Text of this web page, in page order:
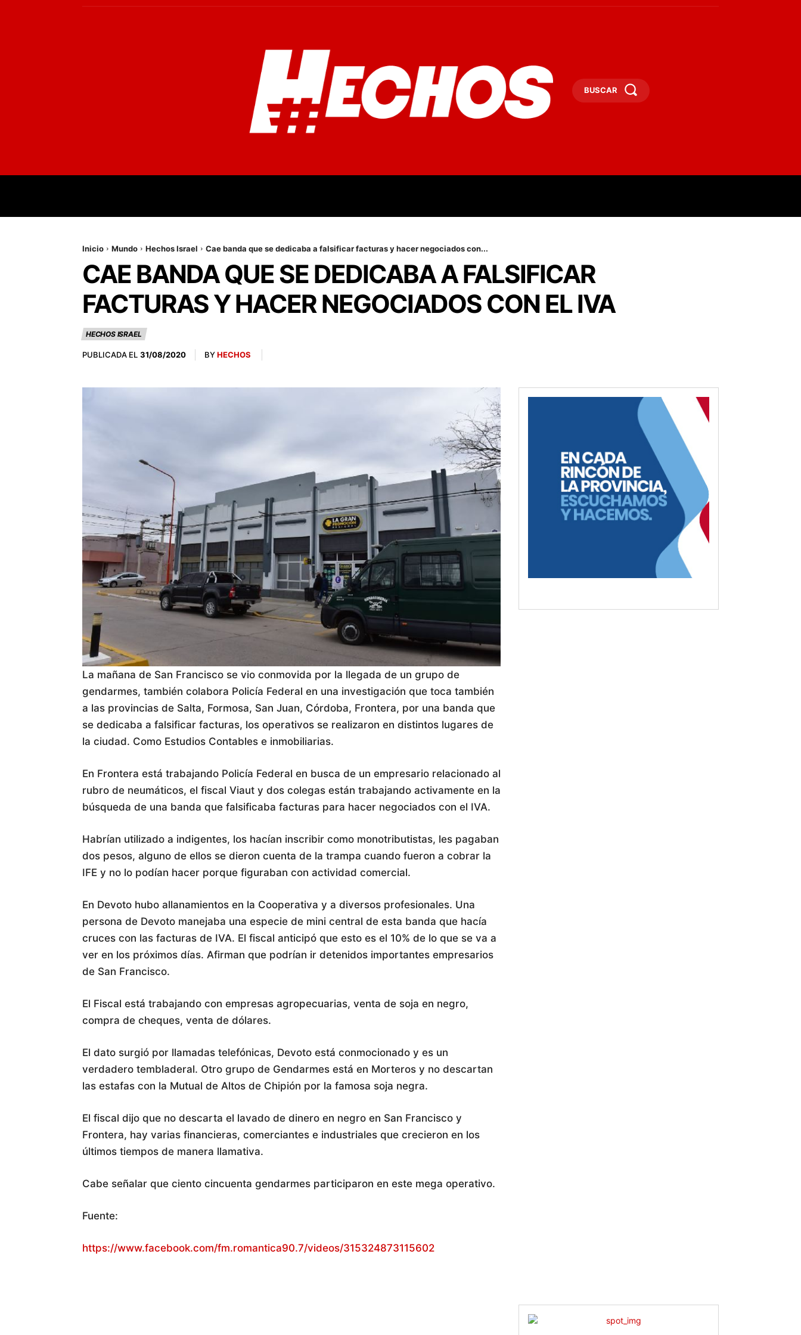
BUSCAR
Inicio Mundo Hechos Israel Cae banda que se dedicaba a falsificar facturas y hacer negociados con...
CAE BANDA QUE SE DEDICABA A FALSIFICAR
FACTURAS Y HACER NEGOCIADOS CON EL IVA
HECHOS ISRAEL
PUBLICADA EL 31/08/2020 BYHECHOS
La mañana de San Francisco se vio conmovida por la llegada de un grupo de
gendarmes, también colabora Policía Federal en una investigación que toca también
a las provincias de Salta, Formosa, San Juan, Córdoba, Frontera, por una banda que
se dedicaba a falsificar facturas, los operativos se realizaron en distintos lugares de
la ciudad. Como Estudios Contables e inmobiliarias.
En Frontera está trabajando Policía Federal en busca de un empresario relacionado al
rubro de neumáticos, el fiscal Viaut y dos colegas están trabajando activamente en la
búsqueda de una banda que falsificaba facturas para hacer negociados con el IVA.
Habrían utilizado a indigentes, los hacían inscribir como monotributistas, les pagaban
dos pesos, alguno de ellos se dieron cuenta de la trampa cuando fueron a cobrar la
IFE y no lo podían hacer porque figuraban con actividad comercial.
En Devoto hubo allanamientos en la Cooperativa y a diversos profesionales. Una
persona de Devoto manejaba una especie de mini central de esta banda que hacía
cruces con las facturas de IVA. El fiscal anticipó que esto es el 10% de lo que se va a
ver en los próximos días. Afirman que podrían ir detenidos importantes empresarios
de San Francisco.
El Fiscal está trabajando con empresas agropecuarias, venta de soja en negro,
compra de cheques, venta de dólares.
El dato surgió por llamadas telefónicas, Devoto está conmocionado y es un
verdadero tembladeral. Otro grupo de Gendarmes está en Morteros y no descartan
las estafas con la Mutual de Altos de Chipión por la famosa soja negra.
El fiscal dijo que no descarta el lavado de dinero en negro en San Francisco y
Frontera, hay varias financieras, comerciantes e industriales que crecieron en los
últimos tiempos de manera llamativa.
Cabe señalar que ciento cincuenta gendarmes participaron en este mega operativo.
Fuente:
https://www.facebook.com/fm.romantica90.7/videos/315324873115602